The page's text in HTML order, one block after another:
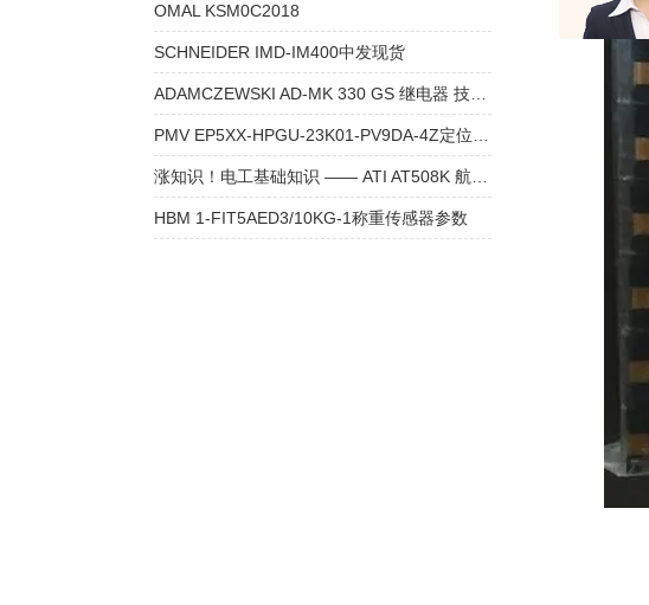
OMAL KSM0C2018
SCHNEIDER IMD-IM400中发现货
ADAMCZEWSKI AD-MK 330 GS 继电器 技术资料
HBM 1-FIT5AED3/10KG-1称重传感器参数